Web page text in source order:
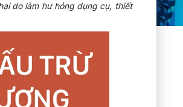
do làm hư hỏng dụng cụ, thiết